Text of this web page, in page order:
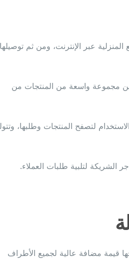
عبر الإنترنت، ومن ثم توصيلها
مجموعة واسعة من المنتجات من
لتصفح المنتجات وطلبها،
الشريكة لتلبية طلبات العملاء.
قيمة مضافة عالية لجميع الأطراف